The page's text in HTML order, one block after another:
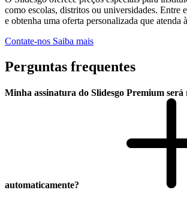
como escolas, distritos ou universidades. Entre
e obtenha uma oferta personalizada que atenda
Contate-nos Saiba mais
Perguntas frequentes
Minha assinatura do Slidesgo Premium será
automaticamente?